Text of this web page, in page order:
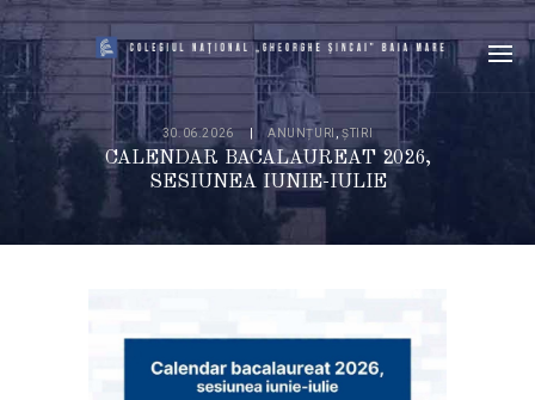
30.06.2026 ANUNȚURI ,ȘTIRI
CALENDAR BACALAUREAT 2026,
SESIUNEA IUNIE-IULIE